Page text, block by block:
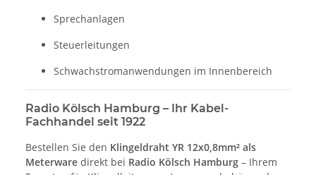
Sprechanlagen
Steuerleitungen
Schwachstromanwendungen im Innenbereich
Radio Kölsch Hamburg – Ihr Kabel-
Fachhandel seit 1922
Bestellen Sie den Klingeldraht YR 12x0,8mm² als
Meterware direkt bei Radio Kölsch Hamburg – Ihrem